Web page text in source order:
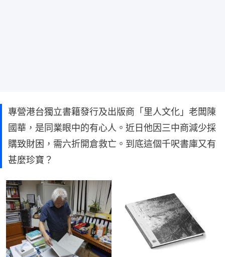
專營港台獨立書籍發行及出版商「里人文化」老闆陳
國華，是同業眼中的有心人。近日他因三中商減少採
購致財困，需六折開倉救亡。到底這個千呎書庫又有
甚麼珍寶？